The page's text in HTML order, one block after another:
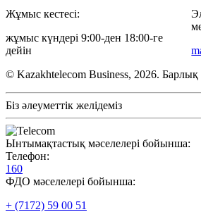
Жұмыс кестесі:
жұмыс күндері 9:00-ден 18:00-ге
дейін
© Kazakhtelecom Business, 2026. Барлық
Біз әлеуметтік желідеміз
Ынтымақтастық мәселелері бойынша:
Телефон:
160
ФДО мәселелері бойынша:
+ (7172) 59 00 51